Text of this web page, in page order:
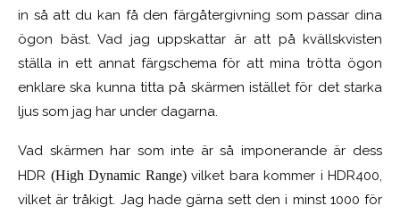
in så att du kan få den färgåtergivning som passar dina
ögon bäst. Vad jag uppskattar är att på kvällskvisten
ställa in ett annat färgschema för att mina trötta ögon
enklare ska kunna titta på skärmen istället för det starka
ljus som jag har under dagarna.
Vad skärmen har som inte är så imponerande är dess
HDR (High Dynamic Range)vilket bara kommer i HDR400,
vilket är tråkigt. Jag hade gärna sett den i minst 1000 för